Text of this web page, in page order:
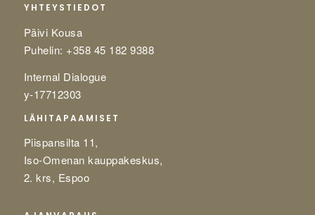
YHTEYSTIEDOT
Päivi Kousa
Puhelin: +358 45 182 9388
Internal Dialogue
y-17712303
LÄHITAPAAMISET
Piispansilta 11,
Iso-Omenan kauppakeskus,
2. krs, Espoo